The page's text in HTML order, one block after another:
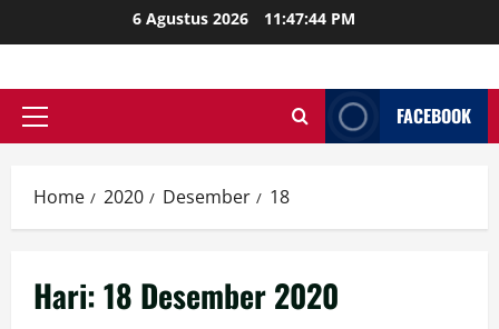
to
6 Agustus 2026 11:47:45 PM
Primary
FACEBOOK
Home 2020 Desember 18
Hari:18 Desember 2020